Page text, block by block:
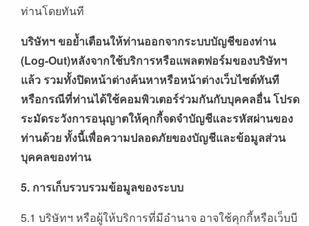
ท่านโดยทันที
บริษัทฯขอย้ำเตือนให้ท่านออกจากระบบบัญชีของท่าน
(Log-Out)หลังจากใช้บริการหรือแพลตฟอร์มของบริษัทฯ
แล้ว รวมทั้งปิดหน้าต่างค้นหาหรือหน้าต่างเว็บไซต์ทันที
หรือกรณีที่ท่านได้ใช้คอมพิวเตอร์ร่วมกันกับบุคคลอื่นโปรด
ระมัดระวังการอนุญาตให้คุกกี้จดจำบัญชีและรหัสผ่านของ
ท่านด้วยทั้งนี้เพื่อความปลอดภัยของบัญชีและข้อมูลส่วน
บุคคลของท่าน
5. การเก็บรวบรวมข้อมูลของระบบ
5.1 บริษัทฯ หรือผู้ให้บริการที่มีอำนาจ อาจใช้คุกกี้หรือเว็บบี